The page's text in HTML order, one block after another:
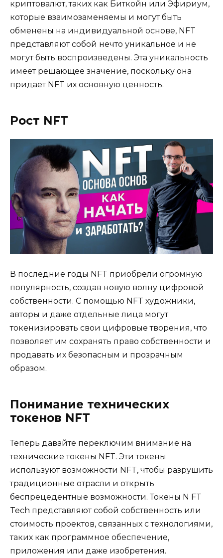
криптовалют, таких как Биткойн или Эфириум,
которые взаимозаменяемы и могут быть
обменены на индивидуальной основе, NFT
представляют собой нечто уникальное и не
могут быть воспроизведены. Эта уникальность
имеет решающее значение, поскольку она
придает NFT их основную ценность.
Рост NFT
В последние годы NFT приобрели огромную
популярность, создав новую волну цифровой
собственности. С помощью NFT художники,
авторы и даже отдельные лица могут
токенизировать свои цифровые творения, что
позволяет им сохранять право собственности и
продавать их безопасным и прозрачным
образом.
Понимание технических
токенов NFT
Теперь давайте переключим внимание на
технические токены NFT. Эти токены
используют возможности NFT, чтобы разрушить
традиционные отрасли и открыть
беспрецедентные возможности. Токены N FT
Tech представляют собой собственность или
стоимость проектов, связанных с технологиями,
таких как программное обеспечение,
приложения или даже изобретения.